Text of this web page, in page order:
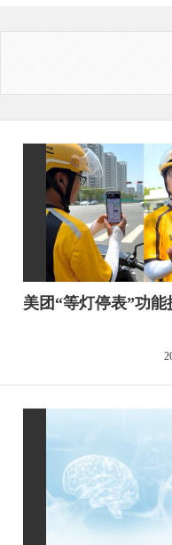
美团“等灯停表”功能